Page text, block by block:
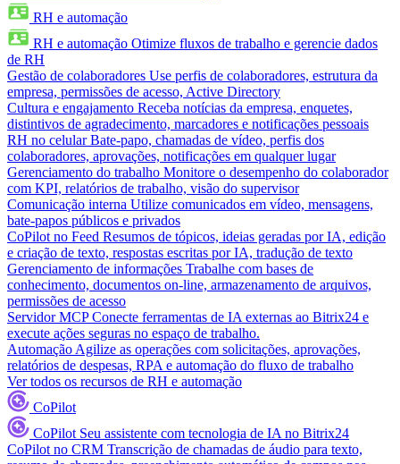
RH e automação
RH e automação Otimize fluxos de trabalho e gerencie dados
de RH
Gestão de colaboradores Use perfis de colaboradores, estrutura da
empresa, permissões de acesso, Active Directory
Cultura e engajamento Receba notícias da empresa, enquetes,
distintivos de agradecimento, marcadores e notificações pessoais
RH no celular Bate-papo, chamadas de vídeo, perfis dos
colaboradores, aprovações, notificações em qualquer lugar
Gerenciamento do trabalho Monitore o desempenho do colaborador
com KPI, relatórios de trabalho, visão do supervisor
Comunicação interna Utilize comunicados em vídeo, mensagens,
bate-papos públicos e privados
CoPilot no Feed Resumos de tópicos, ideias geradas por IA, edição
e criação de texto, respostas escritas por IA, tradução de texto
Gerenciamento de informações Trabalhe com bases de
conhecimento, documentos on-line, armazenamento de arquivos,
permissões de acesso
Servidor MCP Conecte ferramentas de IA externas ao Bitrix24 e
execute ações seguras no espaço de trabalho.
Automação Agilize as operações com solicitações, aprovações,
relatórios de despesas, RPA e automação do fluxo de trabalho
Ver todos os recursos de RH e automação
CoPilot
CoPilot Seu assistente com tecnologia de IA no Bitrix24
CoPilot no CRM Transcrição de chamadas de áudio para texto,